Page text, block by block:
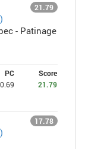
21.79
- Patinage
PC
Score
21.79
17.78